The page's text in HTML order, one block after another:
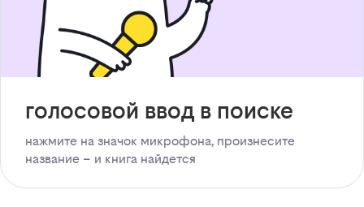
голосовой ввод в поиске
нажмите на значок микрофона, произнесите
название – и книга найдется